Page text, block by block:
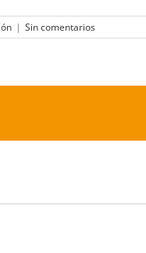
| Sin comentarios